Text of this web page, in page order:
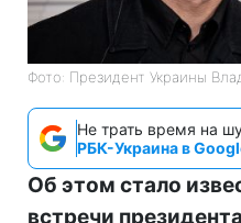
Фото: Президент Украины
Не трать время на
РБК-Украина в
Об этом стало
встречи